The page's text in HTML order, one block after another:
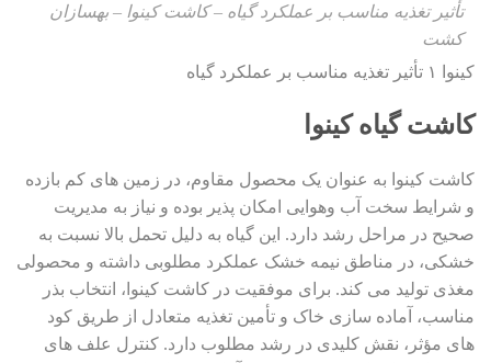
تأثیر تغذیه مناسب بر عملکرد گیاه – کاشت کینوا – بهسازان
کشت
کینوا ۱ تأثیر تغذیه مناسب بر عملکرد گیاه
کاشت گیاه کینوا
کاشت کینوا به عنوان یک محصول مقاوم، در زمین های کم بازده
و شرایط سخت آب وهوایی امکان پذیر بوده و نیاز به مدیریت
صحیح در مراحل رشد دارد. این گیاه به دلیل تحمل بالا نسبت به
خشکی، در مناطق نیمه خشک عملکرد مطلوبی داشته و محصولی
مغذی تولید می کند. برای موفقیت در کاشت کینوا، انتخاب بذر
مناسب، آماده سازی خاک و تأمین تغذیه متعادل از طریق کود
های مؤثر، نقش کلیدی در رشد مطلوب دارد. کنترل علف های